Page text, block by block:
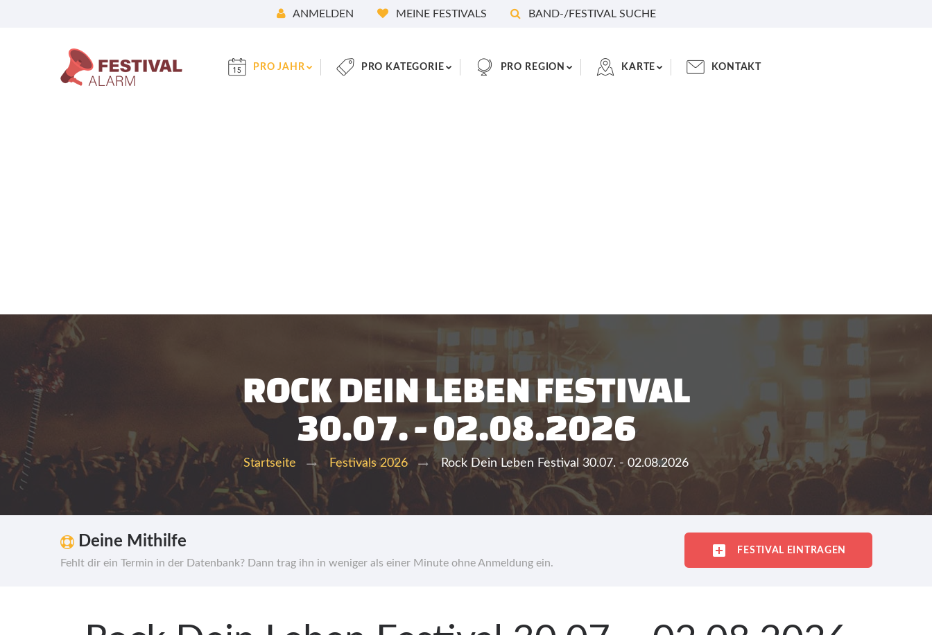
ANMELDEN MEINE FESTIVALS BAND-/FESTIVAL SUCHE
PRO JAHR PRO KATEGORIE PRO REGION KARTE KONTAKT
ROCK DEIN LEBEN FESTIVAL
30.07. - 02.08.2026
Startseite Festivals 2026 Rock Dein Leben Festival 30.07. - 02.08.2026
Deine Mithilfe
Fehlt dir ein Termin in der Datenbank? Dann trag ihn in weniger als einer Minute ohne Anmeldung ein.
FESTIVAL EINTRAGEN